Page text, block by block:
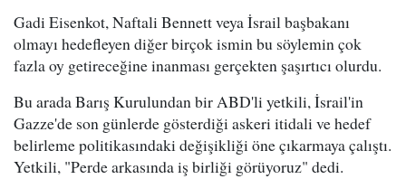
Gadi Eisenkot, Naftali Bennett veya İsrail başbakanı
olmayı hedefleyen diğer birçok ismin bu söylemin çok
fazla oy getireceğine inanması gerçekten şaşırtıcı olurdu.
Bu arada Barış Kurulundan bir ABD'li yetkili, İsrail'in
Gazze'de son günlerde gösterdiği askeri itidali ve hedef
belirleme politikasındaki değişikliği öne çıkarmaya çalıştı.
Yetkili, "Perde arkasında iş birliği görüyoruz" dedi.